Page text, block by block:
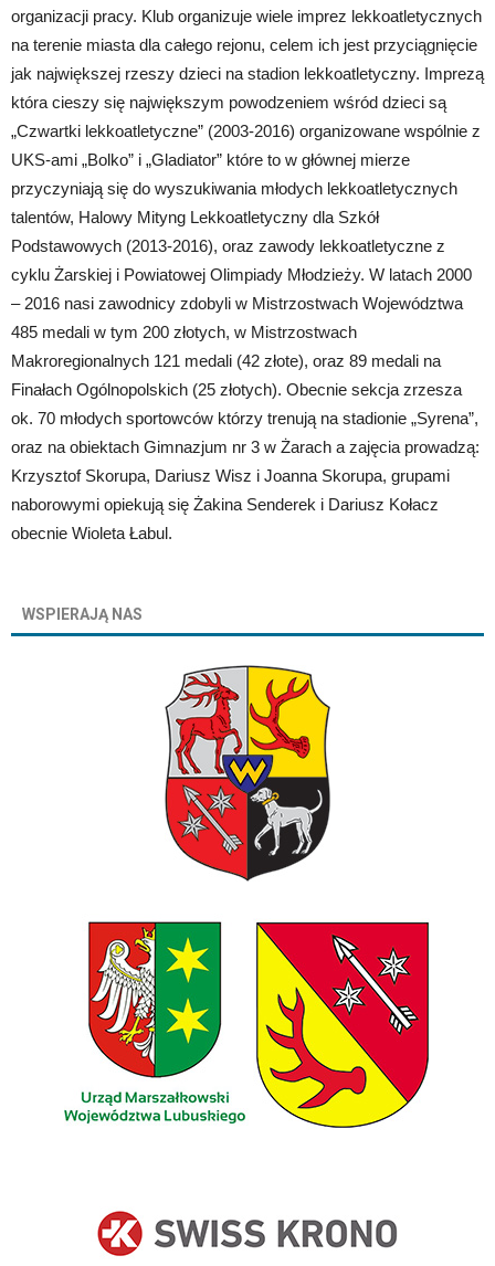
organizacji pracy. Klub organizuje wiele imprez lekkoatletycznych
na terenie miasta dla całego rejonu, celem ich jest przyciągnięcie
jak największej rzeszy dzieci na stadion lekkoatletyczny. Imprezą
która cieszy się największym powodzeniem wśród dzieci są
„Czwartki lekkoatletyczne” (2003-2016) organizowane wspólnie z
UKS-ami „Bolko” i „Gladiator” które to w głównej mierze
przyczyniają się do wyszukiwania młodych lekkoatletycznych
talentów, Halowy Mityng Lekkoatletyczny dla Szkół
Podstawowych (2013-2016), oraz zawody lekkoatletyczne z
cyklu Żarskiej i Powiatowej Olimpiady Młodzieży. W latach 2000
– 2016 nasi zawodnicy zdobyli w Mistrzostwach Województwa
485 medali w tym 200 złotych, w Mistrzostwach
Makroregionalnych 121 medali (42 złote), oraz 89 medali na
Finałach Ogólnopolskich (25 złotych). Obecnie sekcja zrzesza
ok. 70 młodych sportowców którzy trenują na stadionie „Syrena”,
oraz na obiektach Gimnazjum nr 3 w Żarach a zajęcia prowadzą:
Krzysztof Skorupa, Dariusz Wisz i Joanna Skorupa, grupami
naborowymi opiekują się Żakina Senderek i Dariusz Kołacz
obecnie Wioleta Łabul.
WSPIERAJĄ NAS